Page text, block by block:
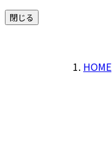
閉じる
HOME